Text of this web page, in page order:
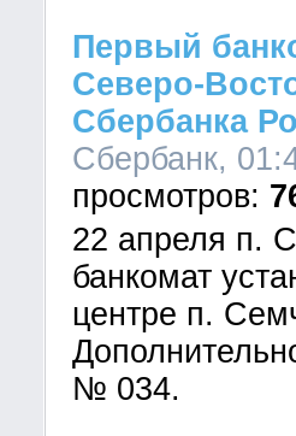
Первый
Северо-
Сбербанка
Сбербанк,
22 апреля п.
банкомат
центре п.
№ 034.